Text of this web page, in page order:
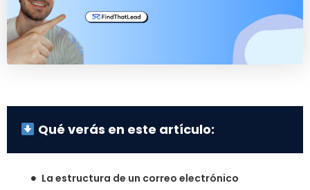
Qué verás en este artículo:
La estructura de un correo electrónico